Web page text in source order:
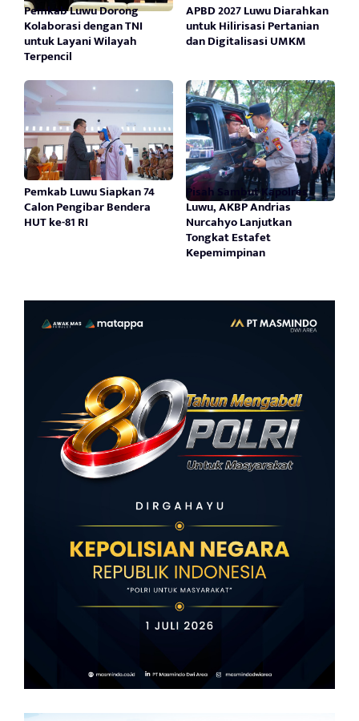
Pemkab Luwu Dorong
Kolaborasi dengan TNI
untuk Layani Wilayah
Terpencil
APBD 2027 Luwu Diarahkan
untuk Hilirisasi Pertanian
dan Digitalisasi UMKM
Pemkab Luwu Siapkan 74
Calon Pengibar Bendera
HUT ke-81 RI
Pisah Sambut Kapolres
Luwu, AKBP Andrias
Nurcahyo Lanjutkan
Tongkat Estafet
Kepemimpinan